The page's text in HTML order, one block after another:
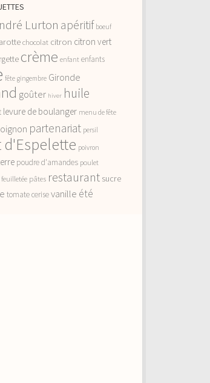
Lurton apéritif boeuf
chocolat citron citron vert
crème enfant enfants
fête gingembre Gironde
goûter hiver huile
levure de boulanger menu de fête
oignon partenariat persil
poivron
poudre d'amandes poulet
pâtes restaurant sucre
tomate cerisevanille été